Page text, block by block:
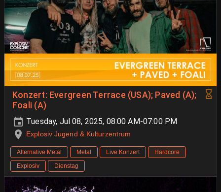
Konzert: Evergreen Terrace (USA); Paved (A);
Foali (A)
Tuesday, Jul 08, 2025, 08:00 AM-07:00 PM
Explosiv Jugend & Kulturzentrum
Alternative Metal Metal Live Konzert
Hardcore
Explosiv
Dienstag